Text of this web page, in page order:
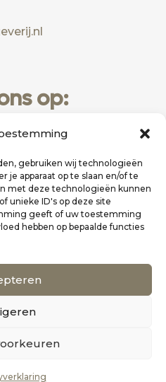
gebruiken wij technologieën
je apparaat op te slaan en/of te
met deze technologieën kunnen
unieke ID's op deze site
geeft of uw toestemming
hebben op bepaalde functies
op:
Zakelijk Bereikbaar
voorbehouden